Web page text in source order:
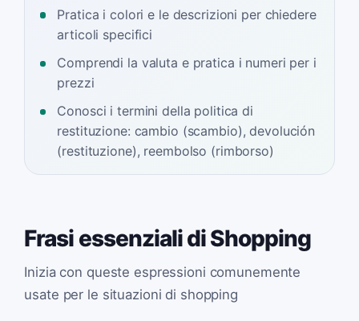
Pratica i colori e le descrizioni per chiedere
articoli specifici
Comprendi la valuta e pratica i numeri per i
prezzi
Conosci i termini della politica di
restituzione: cambio (scambio), devolución
(restituzione), reembolso (rimborso)
Frasi essenziali di Shopping
Inizia con queste espressioni comunemente
usate per le situazioni di shopping